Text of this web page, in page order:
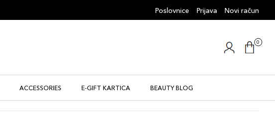
Poslovnice Prijava Novi račun
0
ACCESSORIES E-GIFT KARTICA BEAUTY BLOG